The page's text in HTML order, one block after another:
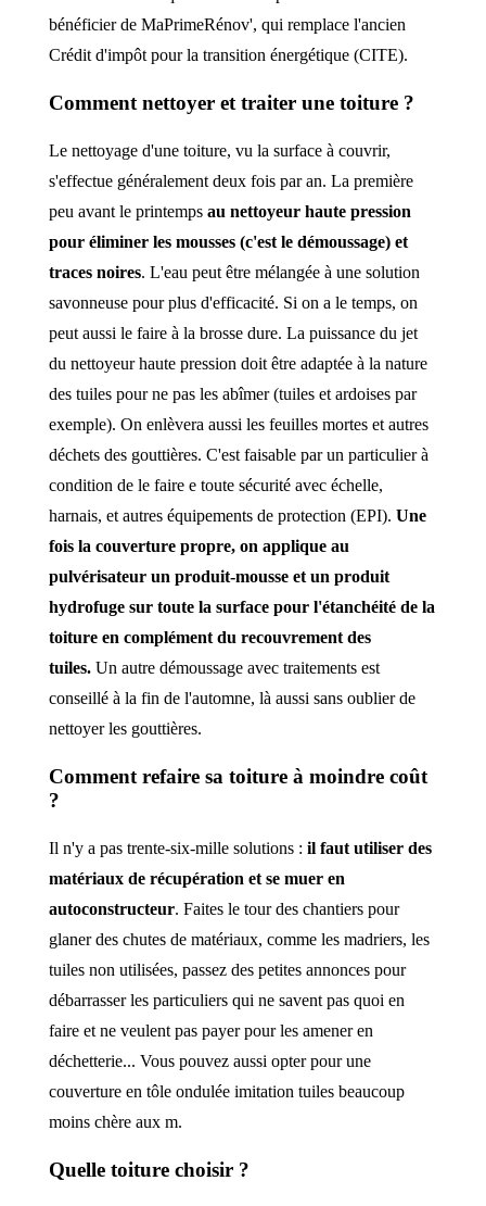
bénéficier de MaPrimeRénov', qui remplace l'ancien
Crédit d'impôt pour la transition énergétique (CITE).
Comment nettoyer et traiter une toiture ?
Le nettoyage d'une toiture, vu la surface à couvrir,
s'effectue généralement deux fois par an. La première
peu avant le printemps au nettoyeur haute pression
pour éliminer les mousses (c'est le démoussage) et
traces noires. L'eau peut être mélangée à une solution
savonneuse pour plus d'efficacité. Si on a le temps, on
peut aussi le faire à la brosse dure. La puissance du jet
du nettoyeur haute pression doit être adaptée à la nature
des tuiles pour ne pas les abîmer (tuiles et ardoises par
exemple). On enlèvera aussi les feuilles mortes et autres
déchets des gouttières. C'est faisable par un particulier à
condition de le faire e toute sécurité avec échelle,
harnais, et autres équipements de protection (EPI). Une
fois la couverture propre, on applique au
pulvérisateur un produit-mousse et un produit
hydrofuge sur toute la surface pour l'étanchéité de la
toiture en complément du recouvrement des
tuiles. Un autre démoussage avec traitements est
conseillé à la fin de l'automne, là aussi sans oublier de
nettoyer les gouttières.
Comment refaire sa toiture à moindre coût
?
Il n'y a pas trente-six-mille solutions : il faut utiliser des
matériaux de récupération et se muer en
autoconstructeur. Faites le tour des chantiers pour
glaner des chutes de matériaux, comme les madriers, les
tuiles non utilisées, passez des petites annonces pour
débarrasser les particuliers qui ne savent pas quoi en
faire et ne veulent pas payer pour les amener en
déchetterie... Vous pouvez aussi opter pour une
couverture en tôle ondulée imitation tuiles beaucoup
moins chère aux m.
Quelle toiture choisir ?